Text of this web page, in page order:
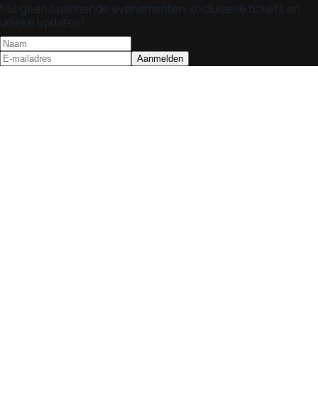
Mis geen spannende evenementen, exclusieve tickets en
unieke updates!